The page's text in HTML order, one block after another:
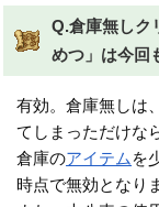
Q.倉庫無しク
めつ」は今回
有効。倉庫無しは
てしまっただけな
倉庫のアイテム を
時点で無効となり